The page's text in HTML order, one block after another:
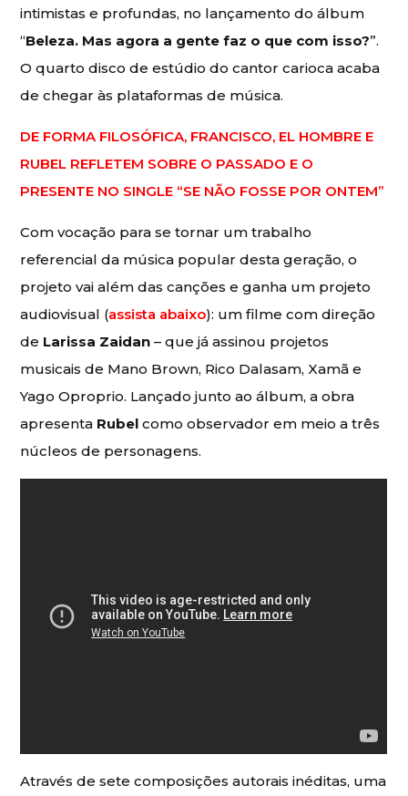
intimistas e profundas, no lançamento do álbum
“Beleza. Mas agora a gente faz o que com isso?”.
O quarto disco de estúdio do cantor carioca acaba
de chegar às plataformas de música.
DE FORMA FILOSÓFICA, FRANCISCO, EL HOMBRE E
RUBEL REFLETEM SOBRE O PASSADO E O
PRESENTE NO SINGLE “SE NÃO FOSSE POR ONTEM”
Com vocação para se tornar um trabalho
referencial da música popular desta geração, o
projeto vai além das canções e ganha um projeto
audiovisual (assista abaixo): um filme com direção
de Larissa Zaidan – que já assinou projetos
musicais de Mano Brown, Rico Dalasam, Xamã e
Yago Oproprio. Lançado junto ao álbum, a obra
apresenta Rubel como observador em meio a três
núcleos de personagens.
Através de sete composições autorais inéditas, uma